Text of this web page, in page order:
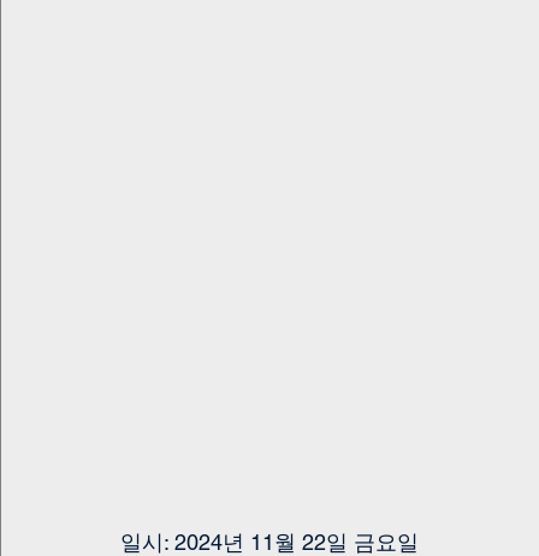
일시: 2024년 11월 22일 금요일